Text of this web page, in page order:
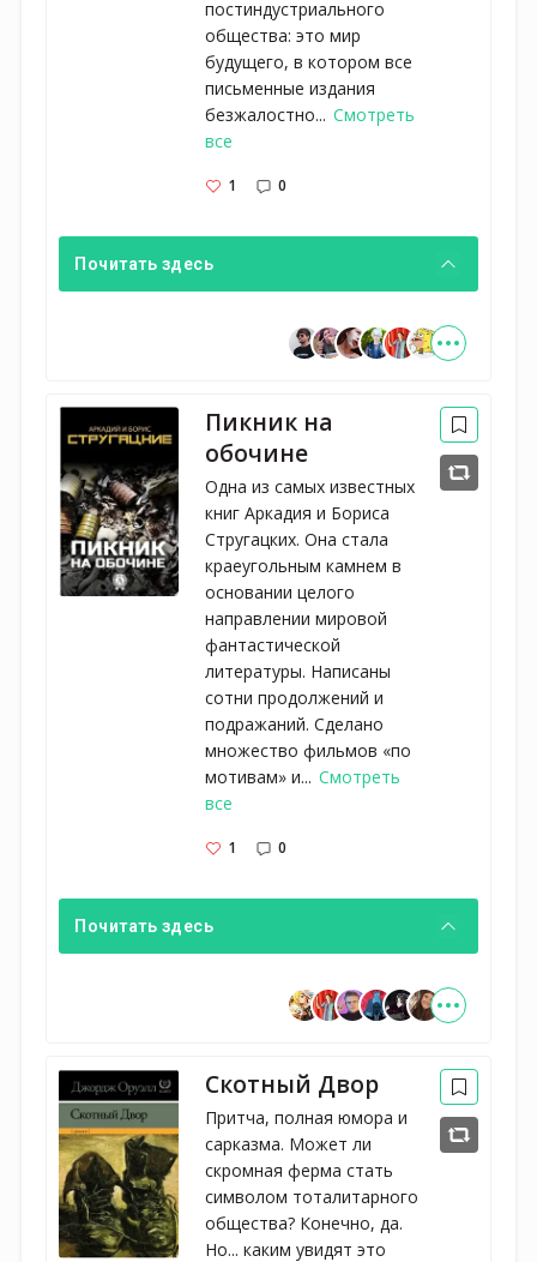
постиндустриального
общества: это мир
будущего, в котором все
письменные издания
безжалостно... Смотреть
все
1 0
Почитать здесь
Пикник на
обочине
Одна из самых известных
книг Аркадия и Бориса
Стругацких. Она стала
краеугольным камнем в
основании целого
направлении мировой
фантастической
литературы. Написаны
сотни продолжений и
подражаний. Сделано
множество фильмов «по
мотивам» и... Смотреть
все
1 0
Почитать здесь
Скотный Двор
Притча, полная юмора и
сарказма. Может ли
скромная ферма стать
символом тоталитарного
общества? Конечно, да.
Но... каким увидят это